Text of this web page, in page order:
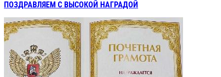
ПОЗДРАВЛЯЕМ С ВЫСОКОЙ НАГРАДОЙ